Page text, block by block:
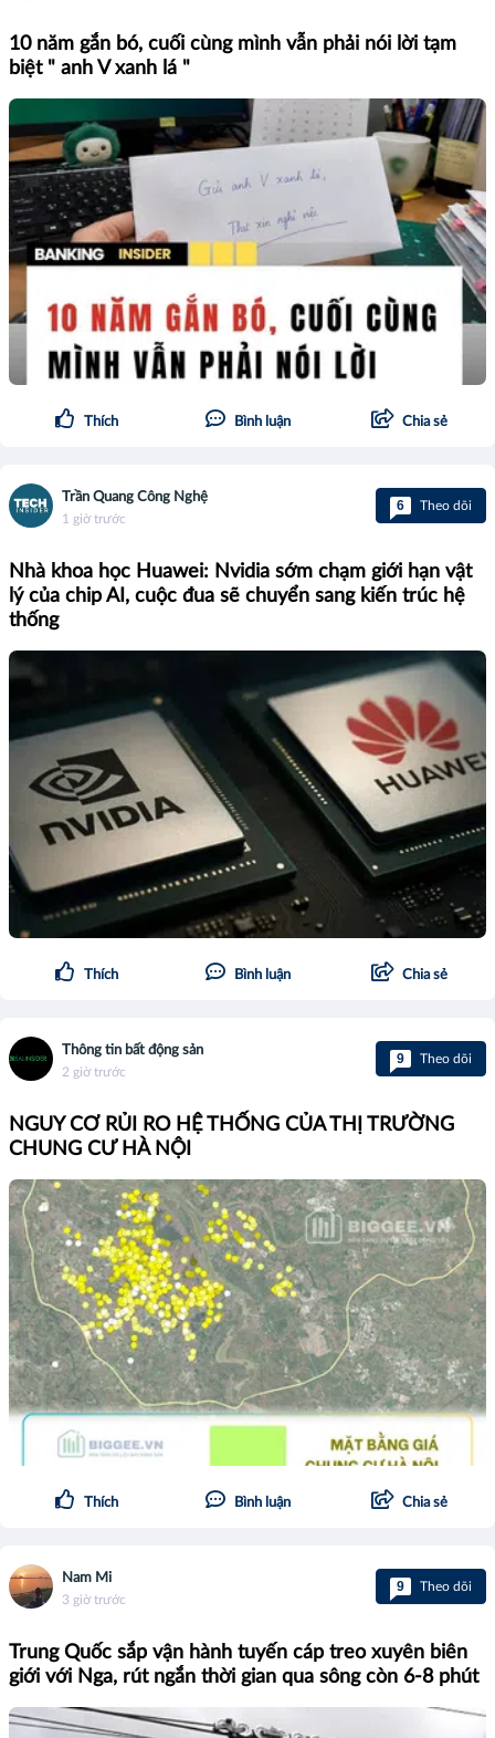
10 năm gắn bó, cuối cùng mình vẫn phải nói lời tạm
biệt " anh V xanh lá "
Thích Bình luận Chia sẻ
Trần Quang Công Nghệ
1 giờ trước
6 Theo dõi
Nhà khoa học Huawei: Nvidia sớm chạm giới hạn vật
lý của chip AI, cuộc đua sẽ chuyển sang kiến trúc hệ
thống
Thích Bình luận Chia sẻ
Thông tin bất động sản
2 giờ trước
9 Theo dõi
NGUY CƠ RỦI RO HỆ THỐNG CỦA THỊ TRƯỜNG
CHUNG CƯ HÀ NỘI
Thích Bình luận Chia sẻ
Nam Mi
3 giờ trước
9 Theo dõi
Trung Quốc sắp vận hành tuyến cáp treo xuyên biên
giới với Nga, rút ngắn thời gian qua sông còn 6-8 phút